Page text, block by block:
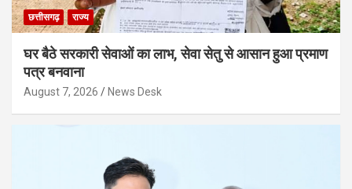
छत्तीसगढ़ राज्य
घर बैठे सरकारी सेवाओं का लाभ, सेवा सेतु से आसान हुआ प्रमाण
पत्र बनवाना
August 7, 2026 News Desk